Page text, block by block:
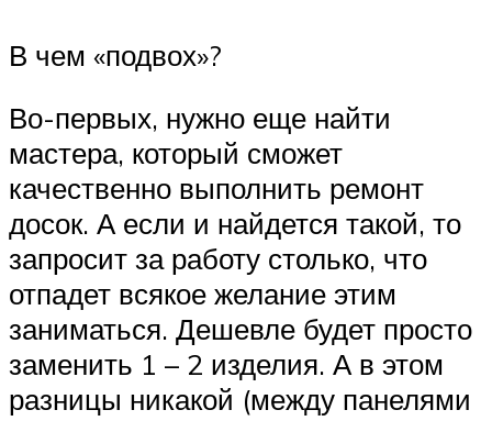
В чем «подвох»?
Во-первых, нужно еще найти
мастера, который сможет
качественно выполнить ремонт
досок. А если и найдется такой, то
запросит за работу столько, что
отпадет всякое желание этим
заниматься. Дешевле будет просто
заменить 1 – 2 изделия. А в этом
разницы никакой (между панелями